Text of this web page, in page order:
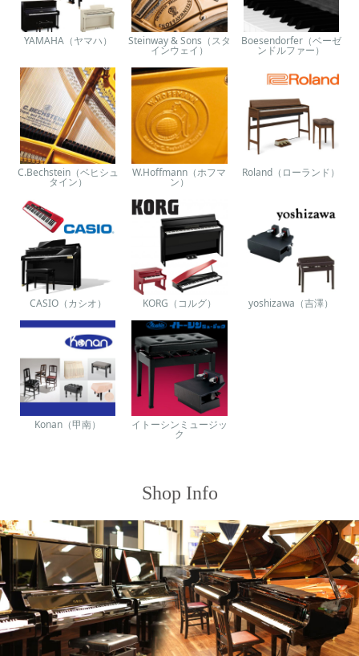
YAMAHA（ヤマハ） Steinway & Sons（スタ
インウェイ）
Boesendorfer（ベーゼ
ンドルファー）
C.Bechstein（ベヒシュ
タイン）
W.Hoffmann（ホフマ
ン）
Roland（ローランド）
CASIO（カシオ） KORG（コルグ） yoshizawa（吉澤）
Konan（甲南） イトーシンミュージッ
ク
Shop Info